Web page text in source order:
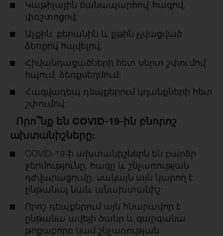
Կաթիլային ճանապարհով` հազով,
փռշտոցով;
Աչքին, բերանին և քթին չլվացված
ձեռքով հպվելով;
Հիվանդացածների հետ սերտ շփումով`
հպում, ձեռքսեղմում;
Հազվադեպ դեպքերում կղանքների հետ
շփումով:
Որո՞նք են COVID-19-ին բնորոշ
ախտանիշները:
COVID-19-ի ախտանիշներն են բարձր
ջերմությունը, հազը և շնչառության
դժվարացումը, սակայն այն կարող է
ընթանալ նաև անախտանիշ:
Որոշ դեպքերում այն հնարավոր է
ընթանա ավելի ծանր և զարգանա
թոքաբորբ կամ շնչառության